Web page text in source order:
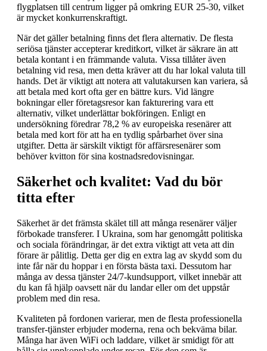
flygplatsen till centrum ligger på omkring EUR 25-30, vilket
är mycket konkurrenskraftigt.
När det gäller betalning finns det flera alternativ. De flesta
seriösa tjänster accepterar kreditkort, vilket är säkrare än att
betala kontant i en främmande valuta. Vissa tillåter även
betalning vid resa, men detta kräver att du har lokal valuta till
hands. Det är viktigt att notera att valutakursen kan variera, så
att betala med kort ofta ger en bättre kurs. Vid längre
bokningar eller företagsresor kan fakturering vara ett
alternativ, vilket underlättar bokföringen. Enligt en
undersökning föredrar 78,2 % av europeiska resenärer att
betala med kort för att ha en tydlig spårbarhet över sina
utgifter. Detta är särskilt viktigt för affärsresenärer som
behöver kvitton för sina kostnadsredovisningar.
Säkerhet och kvalitet: Vad du bör
titta efter
Säkerhet är det främsta skälet till att många resenärer väljer
förbokade transferer. I Ukraina, som har genomgått politiska
och sociala förändringar, är det extra viktigt att veta att din
förare är pålitlig. Detta ger dig en extra lag av skydd som du
inte får när du hoppar i en första bästa taxi. Dessutom har
många av dessa tjänster 24/7-kundsupport, vilket innebär att
du kan få hjälp oavsett när du landar eller om det uppstår
problem med din resa.
Kvaliteten på fordonen varierar, men de flesta professionella
transfer-tjänster erbjuder moderna, rena och bekväma bilar.
Många har även WiFi och laddare, vilket är smidigt för att